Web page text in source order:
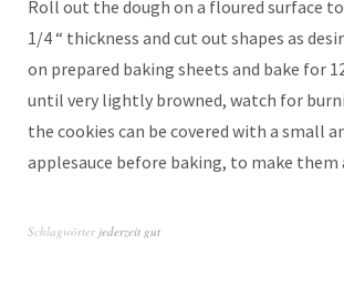
Roll out the dough on a floured surface
1/4 “ thickness and cut out shapes as
on prepared baking sheets and bake for
until very lightly browned, watch for
the cookies can be covered with a small
applesauce before baking, to make them
Schlagwörter jederzeit gut